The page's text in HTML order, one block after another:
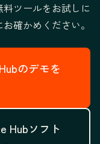
ツールをお試しに
確かめください。
のデモを
Hubソフト